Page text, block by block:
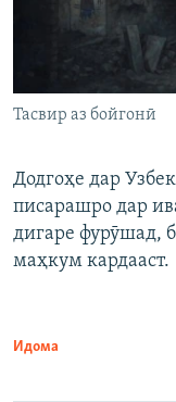
Тасвир аз бойгонӣ
Додгоҳе дар
писарашро дар
дигаре фурӯшад,
маҳкум кардааст.
Идома